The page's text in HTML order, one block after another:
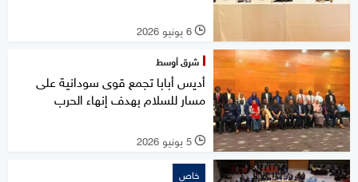
l 6 يونيو 2026
شرق أوسط
أديس أبابا تجمع قوى سودانية على
مسار للسلام بهدف إنهاء الحرب
l 5 يونيو 2026
خاص